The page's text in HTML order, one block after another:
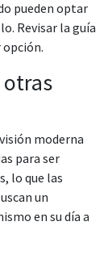
pueden optar
Revisar la guía
opción.
otras
moderna
para ser
lo que las
un
en su día a